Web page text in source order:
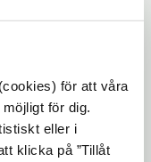
för att våra
för dig.
eller i
klicka på ”Tillåt
inte får